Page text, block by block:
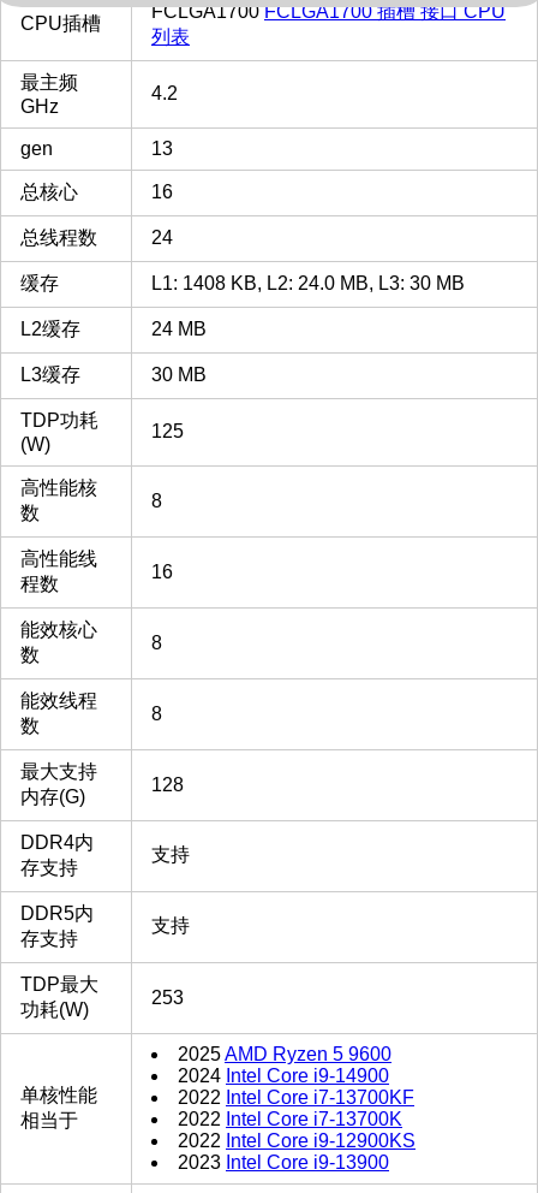
CPU插槽
FCLGA1700FCLGA1700 插槽 接口 CPU
列表
最主频
GHz
4.2
gen 13
总核心 16
总线程数 24
缓存 L1: 1408 KB, L2: 24.0 MB, L3: 30 MB
L2缓存 24 MB
L3缓存 30 MB
TDP功耗
(W)
125
高性能核
数
8
高性能线
程数
16
能效核心
数
8
能效线程
数
8
最大支持
内存(G)
128
DDR4内
存支持
支持
DDR5内
存支持
支持
TDP最大
功耗(W)
253
单核性能
相当于
2025AMD Ryzen 5 9600
2024 Intel Core i9-14900
2022 Intel Core i7-13700KF
2022 Intel Core i7-13700K
2022 Intel Core i9-12900KS
2023 Intel Core i9-13900